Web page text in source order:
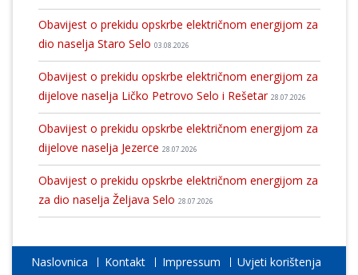
Obavijest o prekidu opskrbe električnom energijom za
dio naselja Staro Selo 03.08.2026
Obavijest o prekidu opskrbe električnom energijom za
dijelove naselja Ličko Petrovo Selo i Rešetar 28.07.2026
Obavijest o prekidu opskrbe električnom energijom za
dijelove naselja Jezerce 28.07.2026
Obavijest o prekidu opskrbe električnom energijom za
za dio naselja Željava Selo 28.07.2026
Naslovnica Kontakt Impressum Uvjeti korištenja